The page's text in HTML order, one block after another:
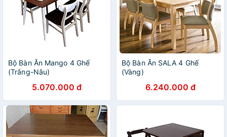
Bộ Bàn Ăn Mango 4 Ghế
(Trắng-Nâu)
5.070.000 đ
Bộ Bàn Ăn SALA 4 Ghế
(Vàng)
6.240.000 đ